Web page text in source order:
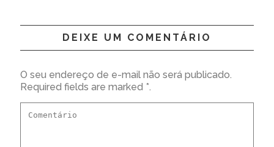
DEIXE UM COMENTÁRIO
O seu endereço de e-mail não será publicado.
Required fields are marked *.